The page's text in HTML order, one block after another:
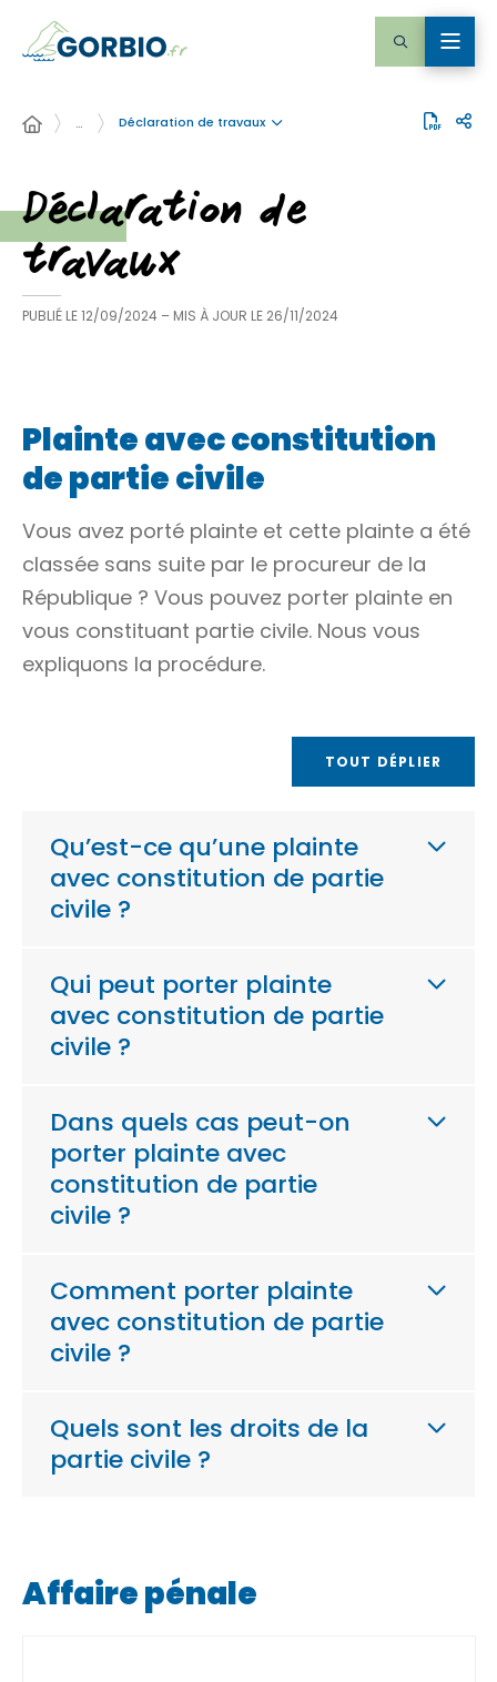
… Déclaration de travaux
Déclaration de
travaux
PUBLIÉ LE12/09/2024 – MIS À JOUR LE 26/11/2024
Plainte avec constitution
de partie civile
Vous avez porté plainte et cette plainte a été
classée sans suite par le procureur de la
République ? Vous pouvez porter plainte en
vous constituant partie civile. Nous vous
expliquons la procédure.
TOUT DÉPLIER
Qu’est-ce qu’une plainte
avec constitution de partie
civile ?
Qui peut porter plainte
avec constitution de partie
civile ?
Dans quels cas peut-on
porter plainte avec
constitution de partie
civile ?
Comment porter plainte
avec constitution de partie
civile ?
Quels sont les droits de la
partie civile ?
Affaire pénale